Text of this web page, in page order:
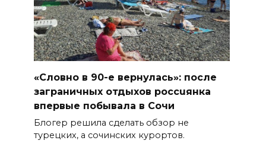
«Словно в 90-е вернулась»: после
заграничных отдыхов россuянка
впервые побывала в Сочи
Блогер решила сделать обзор не
турецких, а сочинских курортов.